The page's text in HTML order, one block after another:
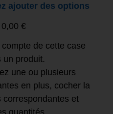
ajouter des options
0,00 €
de cette case
un produit.
une ou plusieurs
en plus, cocher la
correspondantes et
quantités.